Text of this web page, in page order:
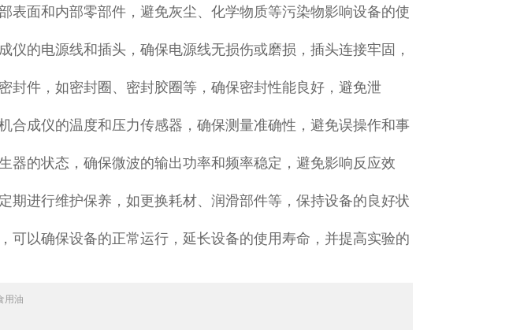
表面和内部零部件，避免灰尘、化学物质等污染物影响设备的使
仪的电源线和插头，确保电源线无损伤或磨损，插头连接牢固，
封件，如密封圈、密封胶圈等，确保密封性能良好，避免泄
合成仪的温度和压力传感器，确保测量准确性，避免误操作和事
器的状态，确保微波的输出功率和频率稳定，避免影响反应效
期进行维护保养，如更换耗材、润滑部件等，保持设备的良好状
可以确保设备的正常运行，延长设备的使用寿命，并提高实验的
用油